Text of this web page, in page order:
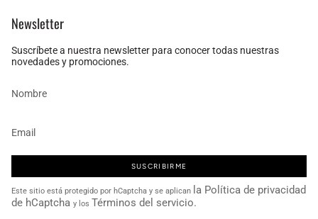
Newsletter
Suscríbete a nuestra newsletter para conocer todas nuestras
novedades y promociones.
SUSCRIBIRME
Este sitio está protegido por hCaptcha y se aplican
la Política de privacidad
de hCaptcha y los Términos del servicio.